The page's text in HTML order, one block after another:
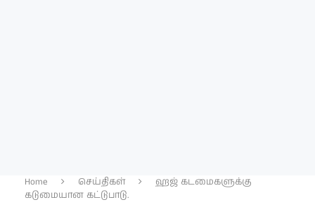
Home செய்திகள்
ஹஜ் கடமைகளுக்கு
கடுமையான கட்டுபாடு.